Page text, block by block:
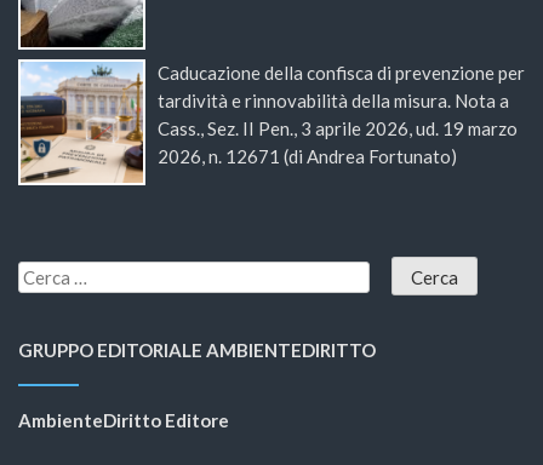
Caducazione della confisca di prevenzione per
tardività e rinnovabilità della misura. Nota a
Cass., Sez. II Pen., 3 aprile 2026, ud. 19 marzo
2026, n. 12671 (di Andrea Fortunato)
GRUPPO EDITORIALE AMBIENTEDIRITTO
AmbienteDiritto Editore